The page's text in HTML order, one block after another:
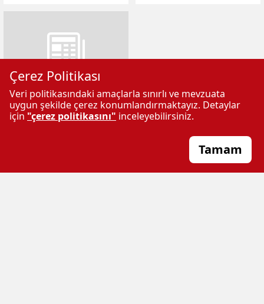
Benzine zam geliyor
Çerez Politikası
Veri politikasındaki amaçlarla sınırlı ve mevzuata
uygun şekilde çerez konumlandırmaktayız. Detaylar
için "çerez politikasını" inceleyebilirsiniz.
Tamam